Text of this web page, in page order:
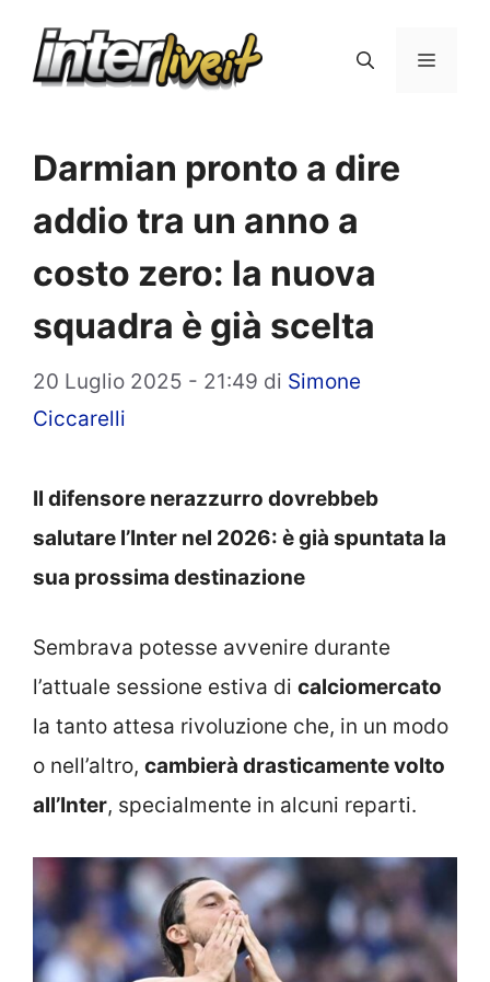
Menu
Darmian pronto a dire
addio tra un anno a
costo zero: la nuova
squadra è già scelta
20 Luglio 2025 - 21:49 di Simone
Ciccarelli
Il difensore nerazzurro dovrebbeb
salutare l’Inter nel 2026: è già spuntata la
sua prossima destinazione
Sembrava potesse avvenire durante
l’attuale sessione estiva di calciomercato
la tanto attesa rivoluzione che, in un modo
o nell’altro, cambierà drasticamente volto
all’Inter, specialmente in alcuni reparti.